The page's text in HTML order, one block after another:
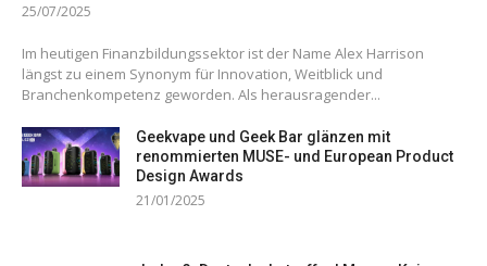
25/07/2025
Im heutigen Finanzbildungssektor ist der Name Alex Harrison
längst zu einem Synonym für Innovation, Weitblick und
Branchenkompetenz geworden. Als herausragender...
Geekvape und Geek Bar glänzen mit
renommierten MUSE- und European Product
Design Awards
21/01/2025